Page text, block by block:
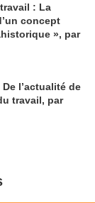
: La
concept
», par
l’actualité de
travail, par